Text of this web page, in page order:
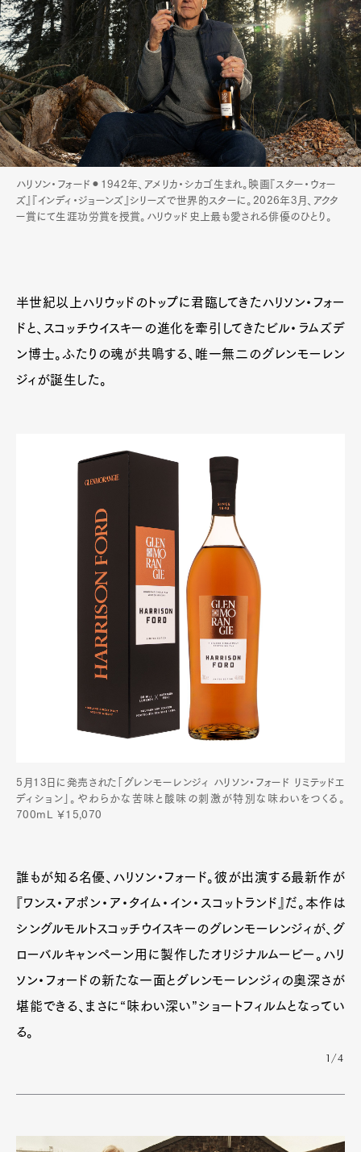
ハリソン・フォード⚫︎1942年、アメリカ・シカゴ生まれ。映画『スター・ウォー
ズ』『インディ・ジョーンズ』シリーズで世界的スターに。2026年3月、アクタ
ー賞にて生涯功労賞を授賞。ハリウッド史上最も愛される俳優のひとり。
半世紀以上ハリウッドのトップに君臨してきたハリソン・フォー
ドと、スコッチウイスキーの進化を牽引してきたビル・ラムズデ
ン博士。ふたりの魂が共鳴する、唯一無二のグレンモーレン
ジィが誕生した。
5月13日に発売された「グレンモーレンジィ ハリソン・フォード リミテッドエ
ディション」。やわらかな苦味と酸味の刺激が特別な味わいをつくる。
700mL ￥15,070
誰もが知る名優、ハリソン・フォード。彼が出演する最新作が
『ワンス・アポン・ア・タイム・イン・スコットランド』だ。本作は
シングルモルトスコッチウイスキーのグレンモーレンジィが、グ
ローバルキャンペーン用に製作したオリジナルムービー。ハリ
ソン・フォードの新たな一面とグレンモーレンジィの奥深さが
堪能できる、まさに“味わい深い”ショートフィルムとなってい
る。
1/4